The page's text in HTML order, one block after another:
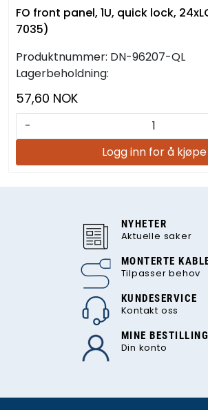
FO front panel, 1U, quick lock,
7035)
Produktnummer: DN-96207-QL
Lagerbeholdning:
57,60 NOK
-
Logg inn for å kjøpe
NYHETER
Aktuelle saker
MONTERTE
Tilpasser behov
KUNDESERVICE
Kontakt oss
MINE
Din konto